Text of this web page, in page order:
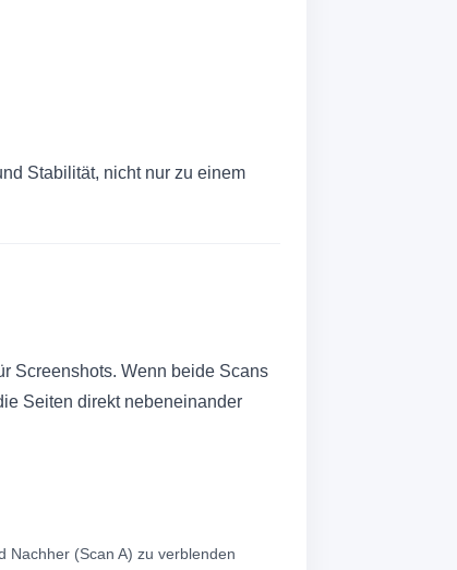
Stabilität, nicht nur zu einem
Screenshots. Wenn beide Scans
Seiten direkt nebeneinander
Nachher (Scan A) zu verblenden